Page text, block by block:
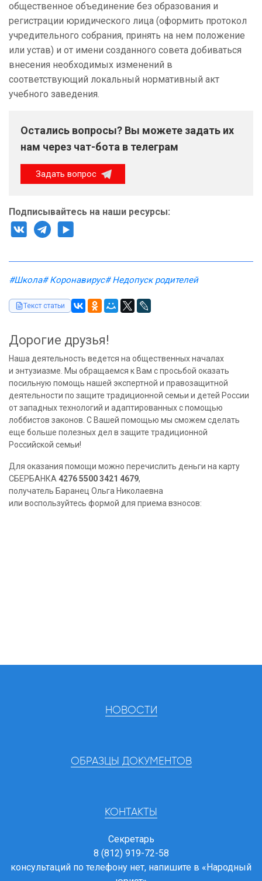
общественное объединение без образования и
регистрации юридического лица (оформить протокол
учредительного собрания, принять на нем положение
или устав) и от имени созданного совета добиваться
внесения необходимых изменений в
соответствующий локальный нормативный акт
учебного заведения.
Остались вопросы? Вы можете задать их
нам через чат-бота в телеграм
Задать вопрос
Подписывайтесь на наши ресурсы:
#Школа# Коронавирус# Недопуск родителей
Текст статьи
Дорогие друзья!
Наша деятельность ведется на общественных началах
и энтузиазме. Мы обращаемся к Вам с просьбой оказать
посильную помощь нашей экспертной и правозащитной
деятельности по защите традиционной семьи и детей России
от западных технологий и адаптированных с помощью
лоббистов законов. С Вашей помощью мы сможем сделать
еще больше полезных дел в защите традиционной
Российской семьи!
Для оказания помощи можно перечислить деньги на карту
СБЕРБАНКА 4276 5500 3421 4679,
получатель Баранец Ольга Николаевна
или воспользуйтесь формой для приема взносов:
НОВОСТИ
ОБРАЗЦЫ ДОКУМЕНТОВ
КОНТАКТЫ
Секретарь
8 (812) 919-72-58
консультаций по телефону нет, напишите в «Народный